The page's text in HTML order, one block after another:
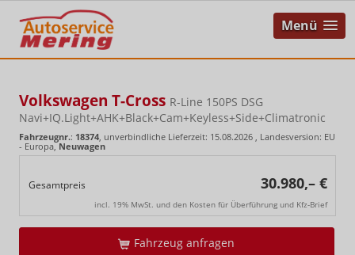
Menü
Volkswagen T-Cross R-Line 150PS DSG
Navi+IQ.Light+AHK+Black+Cam+Keyless+Side+Climatronic
Fahrzeugnr.: 18374, unverbindliche Lieferzeit: 15.08.2026 , Landesversion: EU
- Europa,Neuwagen
Gesamtpreis 30.980,– €
incl. 19% MwSt. und den Kosten für Überführung und Kfz-Brief
Fahrzeug anfragen